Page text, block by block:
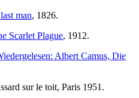
man, 1826.
Scarlet Plague, 1912.
Albert Camus, Die
sur le toit, Paris 1951.